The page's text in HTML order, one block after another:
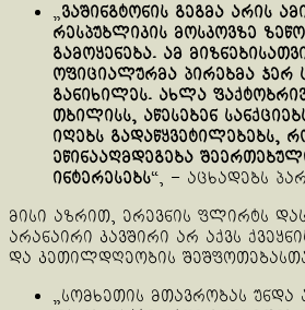
„ვაშინგტონის გეგმა არის
რესპუბლიკის მოსკოვზე
გამოყენება. ამ
ოფიციალურმა პირებმა ჯერ
განიხილეს. ახლა
თბილისს, აწესებენ
იღებს გადაწყვეტილებებს,
ეწინააღმდეგება
ინტერესებს“, – აცხადებს
მისი აზრით, ერევნის ფლირტს
არანაირი კავშირი არ აქვს
და კეთილდღეობის
„სომხეთის მთავრობას უნდა